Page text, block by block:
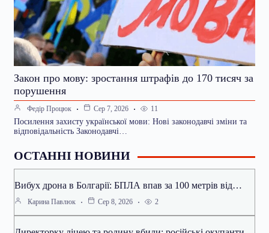
Закон про мову: зростання штрафів до 170 тисяч за
порушення
Федір Процюк Сер 7, 2026 11
Посилення захисту української мови: Нові законодавчі зміни та
відповідальність Законодавчі…
ОСТАННІ НОВИНИ
Вибух дрона в Болгарії: БПЛА впав за 100 метрів від…
Карина Павлюк Сер 8, 2026 2